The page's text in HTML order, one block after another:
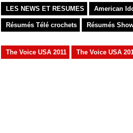
LES NEWS ET RESUMES American
Résumés Télé crochets Résumés
The Voice USA 2011 The Voice USA